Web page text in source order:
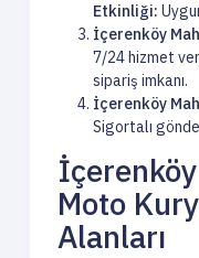
Etkinliği:
İçerenköy
7/24 hizmet
sipariş imkanı.
İçerenköy
Sigortalı
Moto
Alanları